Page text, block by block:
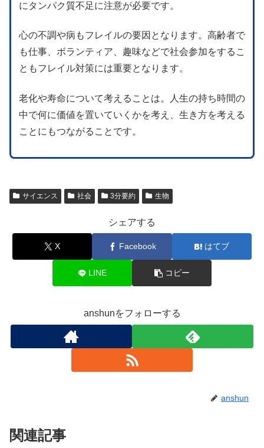
にタンパク質不足に注意が必要です。
心の不調や病もフレイルの要因となります。高齢者で
も仕事、ボランティア、趣味などで社会参加をするこ
ともフレイル対策には重要となります。
老化や寿命について考えることは。人生の持ち時間の
中で何に価値を置いていくかを考え、生き方を考える
ことにもつながることです。
サイエンス 社会 3分要約 生物
シェアする
X Facebook はてブ
LINE コピー
anshunをフォローする
anshun
関連記事